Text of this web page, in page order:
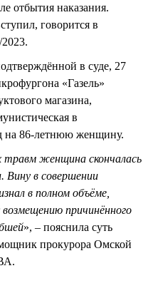
отбытия наказания.
говорится в
в суде, 27
«Газель»
магазина,
в
на 86-летнюю женщину.
травм женщина скончалась
Вину в совершении
в полном объёме,
причинённого
», – пояснила суть
прокурора Омской